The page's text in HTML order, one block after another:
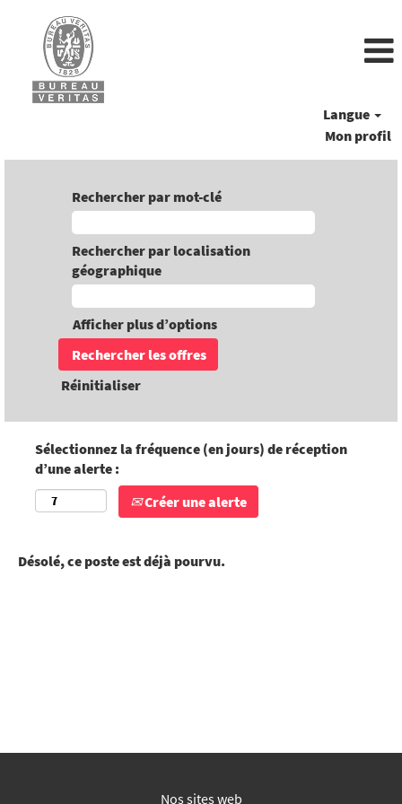
Langue
Mon profil
Rechercher par mot-clé
Rechercher par localisation
géographique
Afficher plus d’options
Réinitialiser
Sélectionnez la fréquence (en jours) de réception
d’une alerte :
Créer une alerte
Désolé, ce poste est déjà pourvu.
Nos sites web